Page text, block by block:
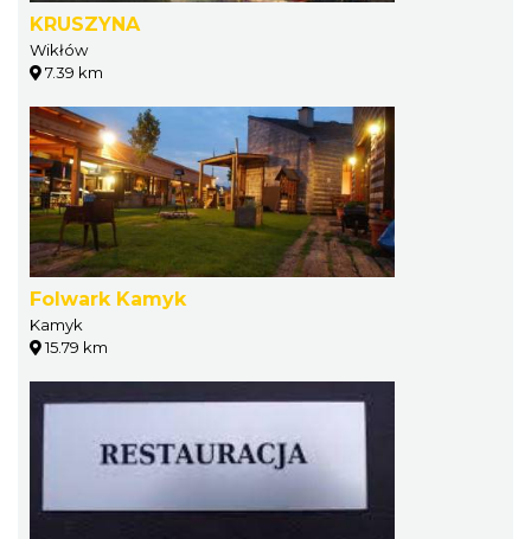
KRUSZYNA
Wikłów
7.39 km
Folwark Kamyk
Kamyk
15.79 km